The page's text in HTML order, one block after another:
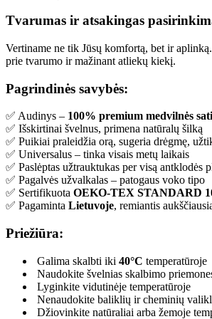
Tvarumas ir atsakingas
Vertiname ne tik Jūsų komfortą, bet ir
prie tvarumo ir mažinant atliekų kiekį.
Pagrindinės savybės:
✅ Audinys – 100% premium medvilnės
✅ Išskirtinai švelnus, primena natūralų šilką
✅ Puikiai praleidžia orą, sugeria drėgmę,
✅ Universalus – tinka visais metų laikais
✅ Paslėptas užtrauktukas per visą antklodės
✅ Pagalvės užvalkalas – patogaus voko tipo
✅ Sertifikuota OEKO-TEX STANDARD
✅ Pagaminta Lietuvoje, remiantis
Priežiūra:
Galima skalbti iki 40°C temperatūroje
Naudokite švelnias skalbimo
Lyginkite vidutinėje temperatūroje
Nenaudokite baliklių ir cheminių
Džiovinkite natūraliai arba žemoje